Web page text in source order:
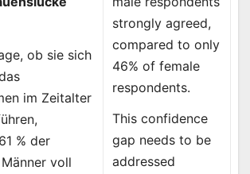
ob sie sich
im Zeitalter
% der
voll
strongly agreed,
compared to only
46% of female
respondents.
This confidence
gap needs to be
addressed